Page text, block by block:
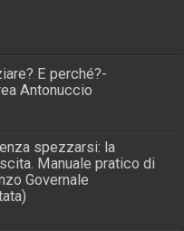
E perché?-
Antonuccio
spezzarsi: la
Manuale pratico di
Governale